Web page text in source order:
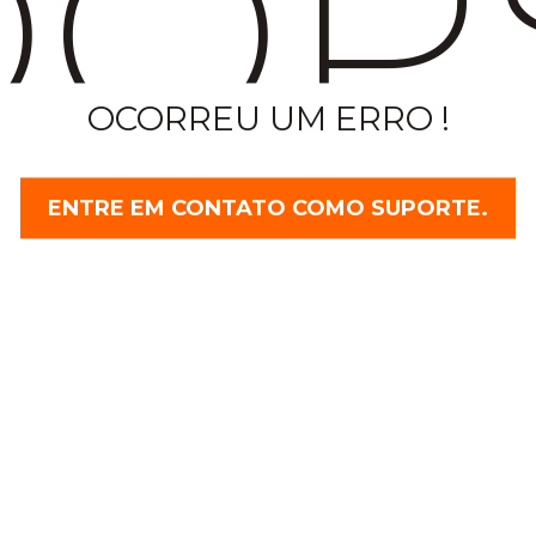
OCORREU UM ERRO !
ENTRE EM CONTATO COMO SUPORTE.